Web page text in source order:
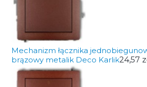
Mechanizm łącznika
brązowy metalik Deco Karlik24,57